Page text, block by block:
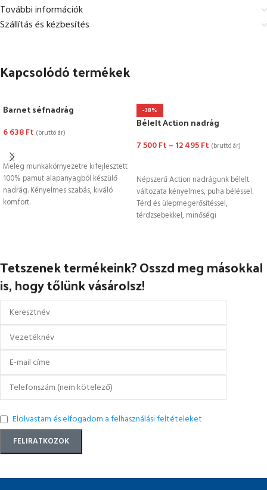
További információk
Szállítás és kézbesítés
Kapcsolódó termékek
Barnet séfnadrág
6 638Ft (bruttó ár)
Meleg munkakörnyezetre kifejlesztett
100% pamut alapanyagból készülő
nadrág. Kényelmes szabás, kiváló
komfort.
-38%
Bélelt Action nadrág
7 500Ft – 12 495Ft (bruttó ár)
Népszerű Action nadrágunk bélelt
változata kényelmes, puha béléssel.
Térd és ülepmegerősítéssel,
térdzsebekkel, minőségi
Tetszenek termékeink? Osszd meg másokkal
is, hogy tőlünk vásárolsz!
Elolvastam és elfogadom a felhasználási feltételeket